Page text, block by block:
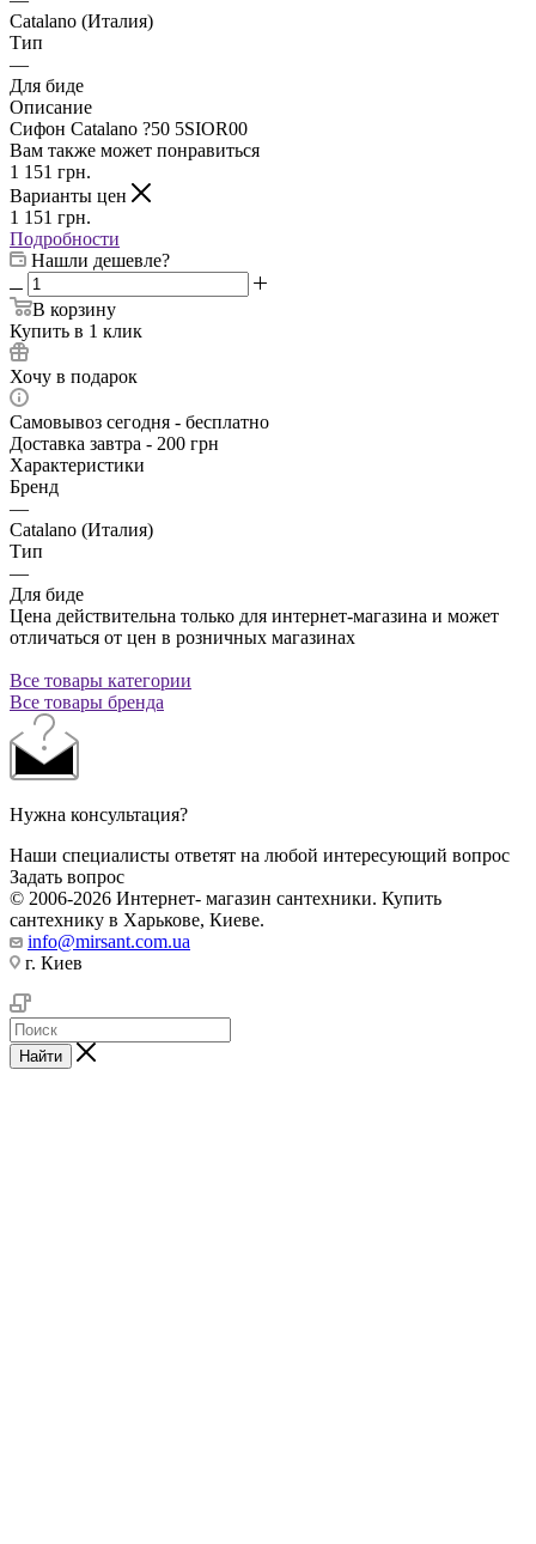
Catalano (Италия)
Тип
—
Для биде
Описание
Сифон Catalano ?50 5SIOR00
Вам также может понравиться
1 151 грн.
Варианты цен
1 151 грн.
Подробности
Нашли дешевле?
В корзину
Купить в 1 клик
Хочу в подарок
Самовывоз сегодня - бесплатно
Доставка завтра - 200 грн
Характеристики
Бренд
—
Catalano (Италия)
Тип
—
Для биде
Цена действительна только для интернет-магазина и может
отличаться от цен в розничных магазинах
Все товары категории
Все товары бренда
Нужна консультация?
Наши специалисты ответят на любой интересующий вопрос
Задать вопрос
© 2006-2026 Интернет- магазин сантехники. Купить
сантехнику в Харькове, Киеве.
info@mirsant.com.ua
г. Киев
Найти